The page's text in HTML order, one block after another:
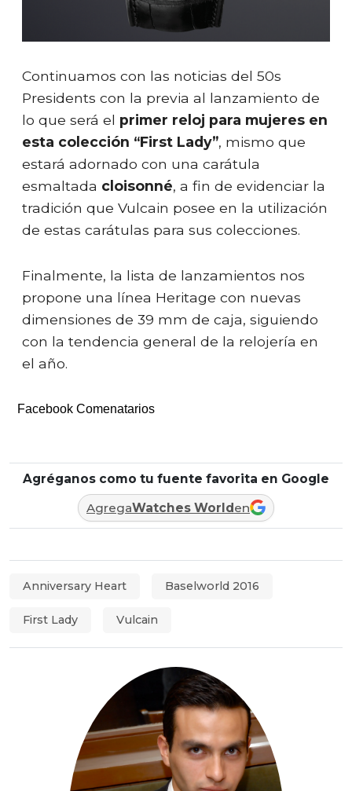
Continuamos con las noticias del 50s
Presidents con la previa al lanzamiento de
lo que será el primer reloj para mujeres en
esta colección “First Lady”, mismo que
estará adornado con una carátula
esmaltada cloisonné, a fin de evidenciar la
tradición que Vulcain posee en la utilización
de estas carátulas para sus colecciones.
Finalmente, la lista de lanzamientos nos
propone una línea Heritage con nuevas
dimensiones de 39 mm de caja, siguiendo
con la tendencia general de la relojería en
el año.
Facebook Comenatarios
Agréganos como tu fuente favorita en Google
AgregaWatches Worlden
Anniversary Heart Baselworld 2016
First Lady Vulcain